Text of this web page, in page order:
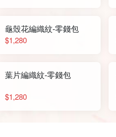
龜殼花編織紋-零錢包
$1,280
葉片編織紋-零錢包
$1,280